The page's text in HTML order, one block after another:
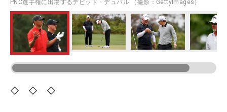
PNC選手権に出場するデビッド・デュバル （撮影：GettyImages）
◇ ◇ ◇